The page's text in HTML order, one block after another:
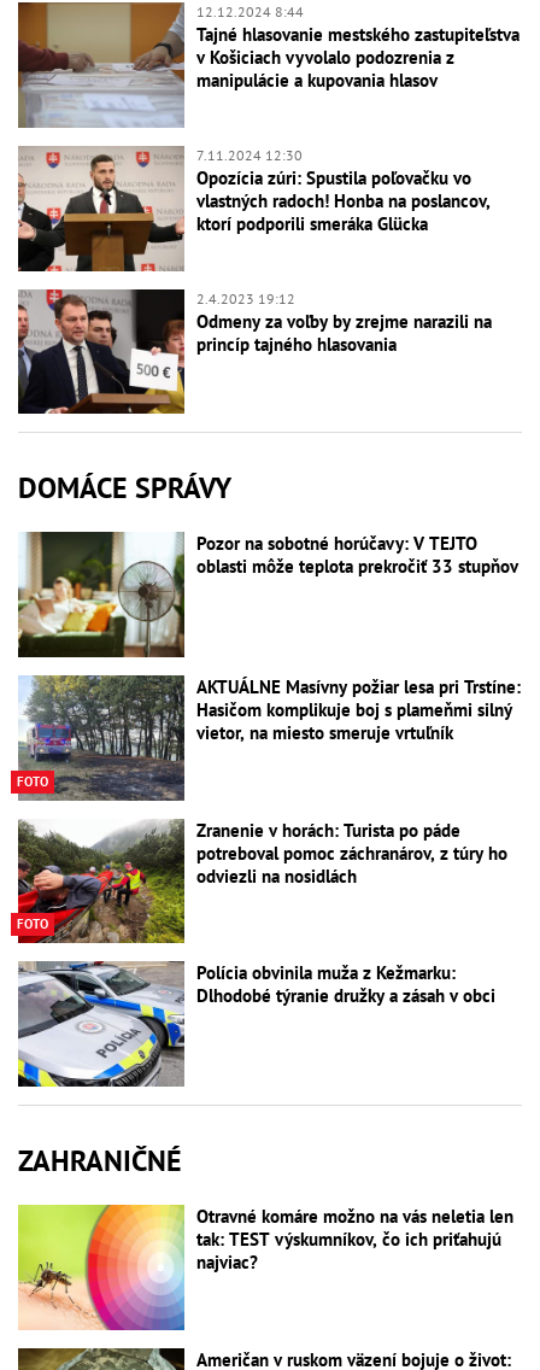
12.12.2024 8:44
Tajné hlasovanie mestského zastupiteľstva
v Košiciach vyvolalo podozrenia z
manipulácie a kupovania hlasov
7.11.2024 12:30
Opozícia zúri: Spustila poľovačku vo
vlastných radoch! Honba na poslancov,
ktorí podporili smeráka Glücka
2.4.2023 19:12
Odmeny za voľby by zrejme narazili na
princíp tajného hlasovania
DOMÁCE SPRÁVY
Pozor na sobotné horúčavy: V TEJTO
oblasti môže teplota prekročiť 33 stupňov
FOTO
AKTUÁLNE Masívny požiar lesa pri Trstíne:
Hasičom komplikuje boj s plameňmi silný
vietor, na miesto smeruje vrtuľník
FOTO
Zranenie v horách: Turista po páde
potreboval pomoc záchranárov, z túry ho
odviezli na nosidlách
Polícia obvinila muža z Kežmarku:
Dlhodobé týranie družky a zásah v obci
ZAHRANIČNÉ
Otravné komáre možno na vás neletia len
tak: TEST výskumníkov, čo ich priťahujú
najviac?
Američan v ruskom väzení bojuje o život: